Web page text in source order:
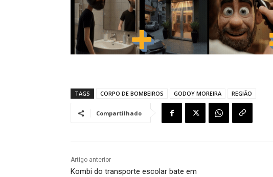
TAGS CORPO DE BOMBEIROS GODOY MOREIRA REGIÃO
Compartilhado
Artigo anterior
Kombi do transporte escolar bate em